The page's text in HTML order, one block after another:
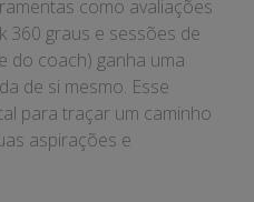
como avaliações
360 graus e sessões de
do coach) ganha uma
de si mesmo. Esse
para traçar um caminho
aspirações e